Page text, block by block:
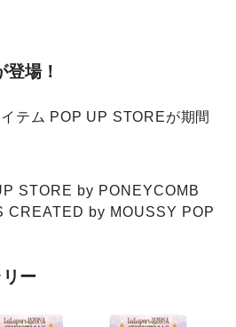
場！
テム POP UP STOREが期間
STORE by PONEYCOMB
CREATED by MOUSSY POP
ー